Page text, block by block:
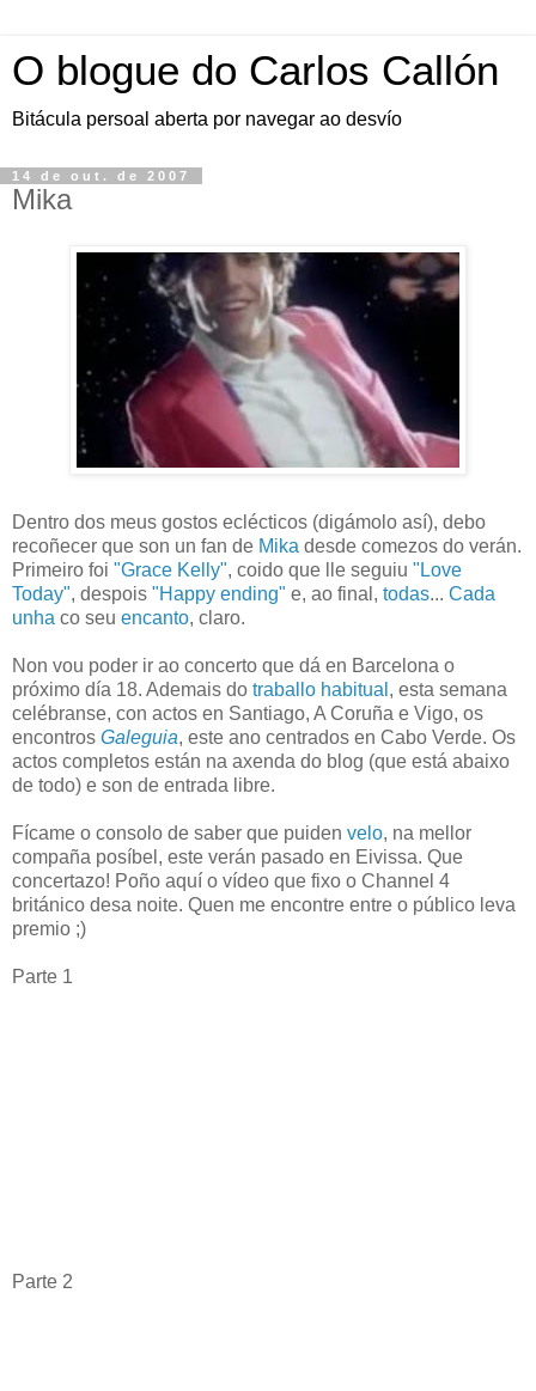
O blogue do Carlos Callón
Bitácula persoal aberta por navegar ao desvío
14 de out. de 2007
Mika
Dentro dos meus gostos eclécticos (digámolo así), debo
recoñecer que son un fan de Mika desde comezos do verán.
Primeiro foi "Grace Kelly", coido que lle seguiu "Love
Today", despois "Happy ending" e, ao final, todas... Cada
unha co seu encanto, claro.
Non vou poder ir ao concerto que dá en Barcelona o
próximo día 18. Ademais do traballo habitual , esta semana
celébranse, con actos en Santiago, A Coruña e Vigo, os
encontros Galeguia, este ano centrados en Cabo Verde. Os
actos completos están na axenda do blog (que está abaixo
de todo) e son de entrada libre.
Fícame o consolo de saber que puiden velo, na mellor
compaña posíbel, este verán pasado en Eivissa. Que
concertazo! Poño aquí o vídeo que fixo o Channel 4
británico desa noite. Quen me encontre entre o público leva
premio ;)
Parte 1
Parte 2